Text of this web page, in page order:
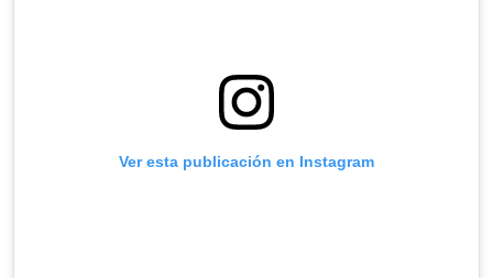
Ver esta publicación en Instagram